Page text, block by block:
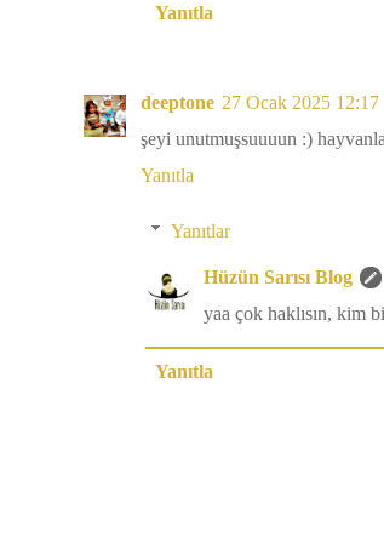
Yanıtla
deeptone 27 Ocak 2025 12:17
şeyi unutmuşsuuuun :)
Yanıtla
Yanıtlar
Hüzün Sarısı Blog
yaa çok haklısın, kim
Yanıtla